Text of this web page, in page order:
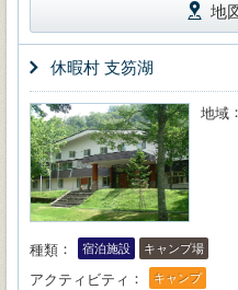
地
休暇村 支笏湖
地域
種類 宿泊施設 キャンプ場
アクティビティ キャンプ